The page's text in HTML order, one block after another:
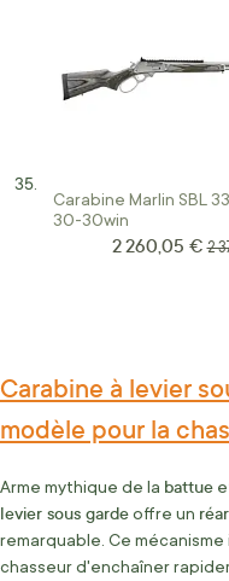
Carabine Marlin SBL
30-30win
Prix Spécial
2 260,05 € 2
Carabine à levier
modèle pour la
Arme mythique de la battue
levier sous gardeoffre un
remarquable. Ce
chasseur d'enchaîner